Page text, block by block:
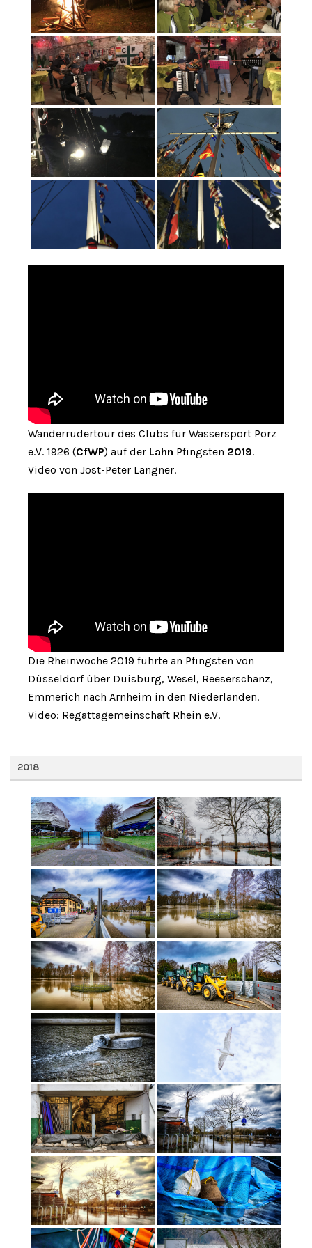
Wanderrudertour des Clubs für Wassersport Porz
e.V. 1926 (CfWP) auf der Lahn Pfingsten 2019.
Video von Jost-Peter Langner.
Die Rheinwoche 2019 führte an Pfingsten von
Düsseldorf über Duisburg, Wesel, Reeserschanz,
Emmerich nach Arnheim in den Niederlanden.
Video: Regattagemeinschaft Rhein e.V.
2018